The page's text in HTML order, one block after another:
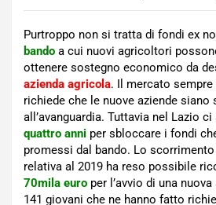
Purtroppo non si tratta di fondi ex
bando a cui nuovi agricoltori
ottenere sostegno economico da
azienda agricola. Il mercato
richiede che le nuove aziende siano
all’avanguardia. Tuttavia nel Lazio
quattro anni per sbloccare i fondi
promessi dal bando. Lo
relativa al 2019 ha reso possibile
70mila euro per l’avvio di una
141 giovani che ne hanno fatto